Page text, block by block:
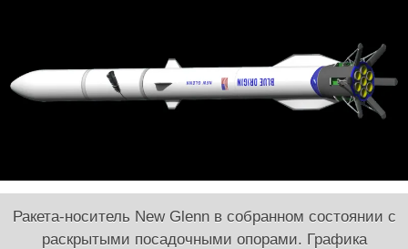
Ракета-носитель New Glenn в собранном состоянии с
раскрытыми посадочными опорами. Графика